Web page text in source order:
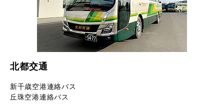
北都交通
新千歳空港連絡バス
丘珠空港連絡バス